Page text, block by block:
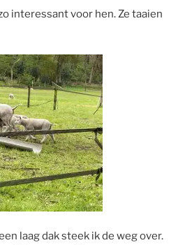
interessant voor hen. Ze taaien
laag dak steek ik de weg over.